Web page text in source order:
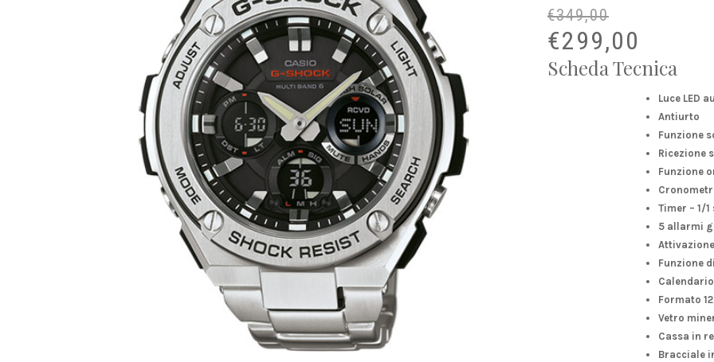
€349,00
€299,00
Scheda Tecnica
Luce LED
Antiurto
Funzione
Ricezione
Funzione
Timer – 1/1
5 allarmi
Funzione
Formato
Vetro
Cassa in
Bracciale